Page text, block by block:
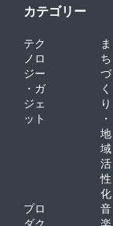
カテゴリー
テク
ノロ
ジー
・ガ
ジェ
ット
ま
ち
づ
く
り
・
地
域
活
性
化
プロ
ダク
音
楽